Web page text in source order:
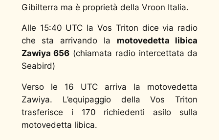
Gibilterra ma è proprietà della Vroon Italia.
Alle 15:40 UTC la Vos Triton dice via radio
che sta arrivando la motovedetta libica
Zawiya 656 (chiamata radio intercettata da
Seabird)
Verso le 16 UTC arriva la motovedetta
Zawiya. L’equipaggio della Vos Triton
trasferisce i 170 richiedenti asilo sulla
motovedetta libica.